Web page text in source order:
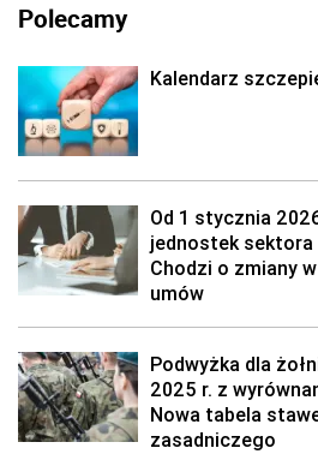
Polecamy
Kalendarz
Od 1 stycznia
jednostek sektora
Chodzi o zmiany
umów
Podwyżka dla
2025 r. z
Nowa tabela
zasadniczego